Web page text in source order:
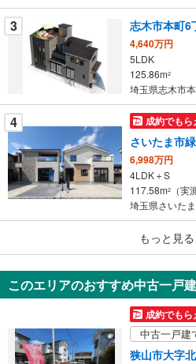
ジ
に
る
3 志木市本町
4,640万円
5LDK
125.86m2
埼玉県志木市
4 成約でもら
さいたま市
6,998万円
4LDK＋S
117.58m2
（実
埼玉県さいた
新築住宅
3,480万円
4LDK
101.36m2（登
埼玉県富士見
もっと見る
このエリアのおすすめ中古一戸
成約でもら
中古一戸建
狭山市大字